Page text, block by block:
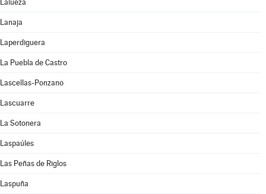
Lalueza
Lanaja
Laperdiguera
La Puebla de Castro
Lascellas-Ponzano
Lascuarre
La Sotonera
Laspaúles
Las Peñas de Riglos
Laspuña